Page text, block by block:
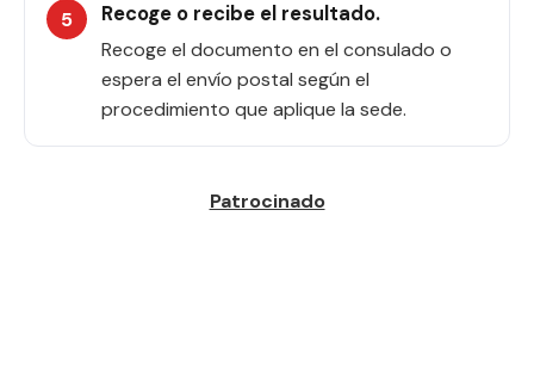
Recoge o recibe el resultado.
Recoge el documento en el consulado o
espera el envío postal según el
procedimiento que aplique la sede.